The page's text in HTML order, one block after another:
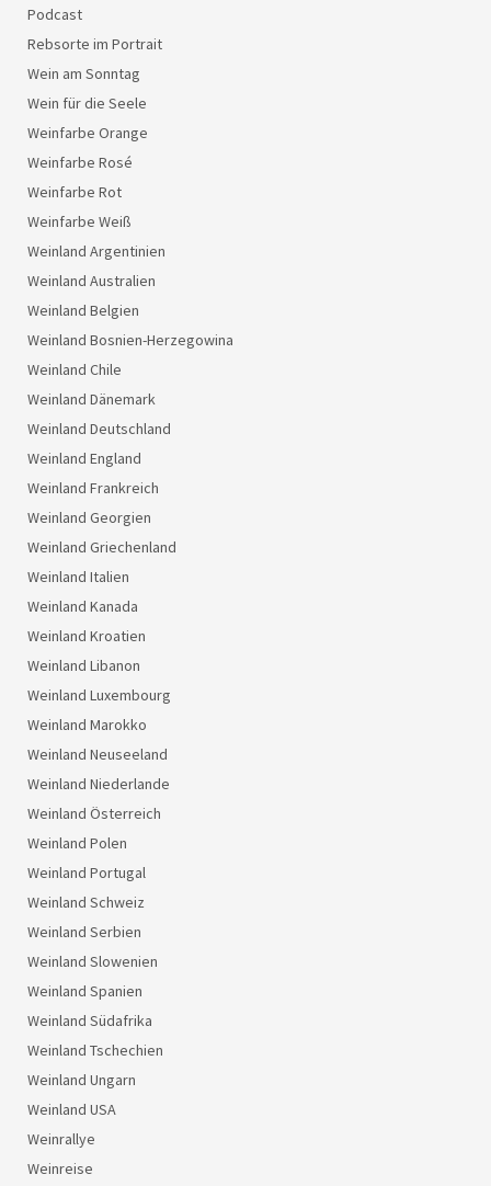
Podcast
Rebsorte im Portrait
Wein am Sonntag
Wein für die Seele
Weinfarbe Orange
Weinfarbe Rosé
Weinfarbe Rot
Weinfarbe Weiß
Weinland Argentinien
Weinland Australien
Weinland Belgien
Weinland Bosnien-Herzegowina
Weinland Chile
Weinland Dänemark
Weinland Deutschland
Weinland England
Weinland Frankreich
Weinland Georgien
Weinland Griechenland
Weinland Italien
Weinland Kanada
Weinland Kroatien
Weinland Libanon
Weinland Luxembourg
Weinland Marokko
Weinland Neuseeland
Weinland Niederlande
Weinland Österreich
Weinland Polen
Weinland Portugal
Weinland Schweiz
Weinland Serbien
Weinland Slowenien
Weinland Spanien
Weinland Südafrika
Weinland Tschechien
Weinland Ungarn
Weinland USA
Weinrallye
Weinreise